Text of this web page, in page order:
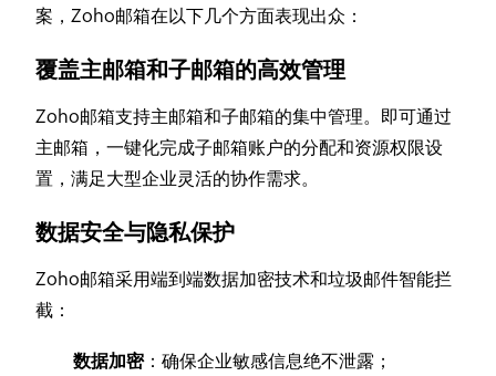
案，Zoho邮箱在以下几个方面表现出众：
覆盖主邮箱和子邮箱的高效管理
Zoho邮箱支持主邮箱和子邮箱的集中管理。即可通过
主邮箱，一键化完成子邮箱账户的分配和资源权限设
置，满足大型企业灵活的协作需求。
数据安全与隐私保护
Zoho邮箱采用端到端数据加密技术和垃圾邮件智能拦
截：
数据加密：确保企业敏感信息绝不泄露；